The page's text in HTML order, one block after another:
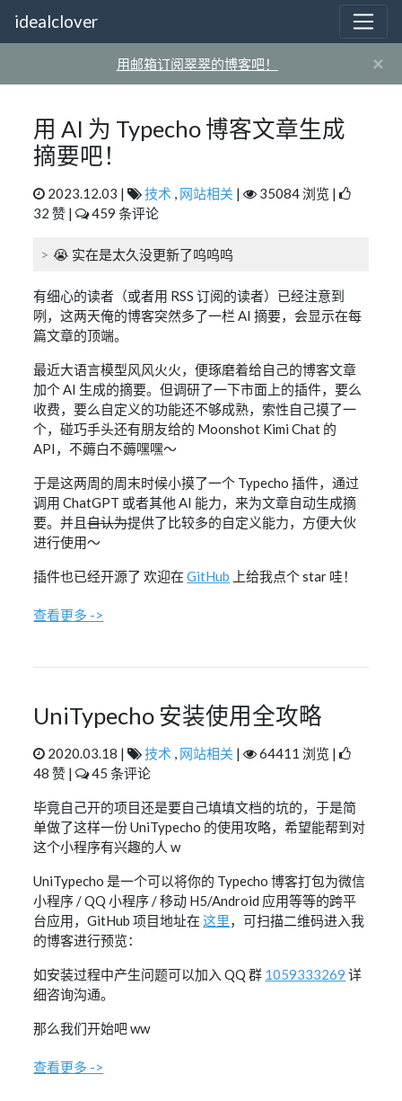
idealclover
用邮箱订阅翠翠的博客吧！ ×
用 AI 为 Typecho 博客文章生成
摘要吧！
2023.12.03 | 技术 , 网站相关 |
35084 浏览 |
32 赞 |
459 条评论
😭 实在是太久没更新了呜呜呜
有细心的读者（或者用 RSS 订阅的读者）已经注意到
咧，这两天俺的博客突然多了一栏 AI 摘要，会显示在每
篇文章的顶端。
最近大语言模型风风火火，便琢磨着给自己的博客文章
加个 AI 生成的摘要。但调研了一下市面上的插件，要么
收费，要么自定义的功能还不够成熟，索性自己摸了一
个，碰巧手头还有朋友给的 Moonshot Kimi Chat 的
API，不薅白不薅嘿嘿～
于是这两周的周末时候小摸了一个 Typecho 插件，通过
调用 ChatGPT 或者其他 AI 能力，来为文章自动生成摘
要。并且自认为提供了比较多的自定义能力，方便大伙
进行使用～
插件也已经开源了 欢迎在GitHub 上给我点个 star 哇！
查看更多 ->
UniTypecho 安装使用全攻略
2020.03.18 | 技术 , 网站相关 |
64411 浏览 |
48 赞 |
45 条评论
毕竟自己开的项目还是要自己填填文档的坑的，于是简
单做了这样一份 UniTypecho 的使用攻略，希望能帮到对
这个小程序有兴趣的人 w
UniTypecho 是一个可以将你的 Typecho 博客打包为微信
小程序 / QQ 小程序 / 移动 H5/Android 应用等等的跨平
台应用，GitHub 项目地址在这里，可扫描二维码进入我
的博客进行预览：
如安装过程中产生问题可以加入 QQ 群 1059333269 详
细咨询沟通。
那么我们开始吧 ww
查看更多 ->